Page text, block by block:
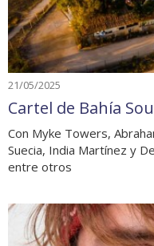
21/05/2025
Cartel de Bahía
Con Myke Towers,
Suecia, India Martínez y
entre otros